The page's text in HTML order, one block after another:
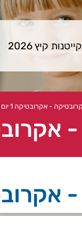
קייטנות קיץ 2026